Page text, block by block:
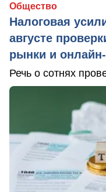
Общество
Налоговая
августе
рынки и
Речь о сотнях